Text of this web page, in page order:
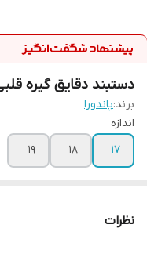
دستبند دقایق گیره‌
برند:پاندورا
اندازه
17
18
19
نظرات